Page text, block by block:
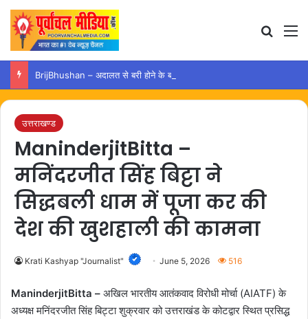
उत्तराखण्ड
ManinderjitBitta –
मनिंदरजीत सिंह बिट्टा ने
सिद्धबली धाम में पूजा कर की
देश की खुशहाली की कामना
Krati Kashyap "Journalist" June 5, 2026 516
ManinderjitBitta – अखिल भारतीय आतंकवाद विरोधी मोर्चा (AIATF) के
अध्यक्ष मनिंदरजीत सिंह बिट्टा शुक्रवार को उत्तराखंड के कोटद्वार स्थित प्रसिद्ध